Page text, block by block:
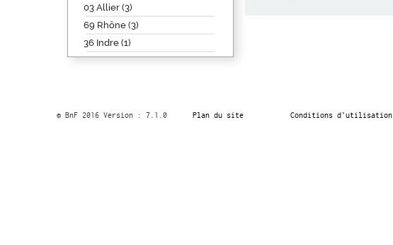
03 Allier (3)
69 Rhône (3)
36 Indre (1)
© BnF 2016 Version : 7.1.0 Plan du site Conditions d’utilisation